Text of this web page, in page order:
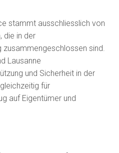
stammt ausschliesslich von
die in der
zusammengeschlossen sind.
Lausanne
und Sicherheit in der
für
auf Eigentümer und